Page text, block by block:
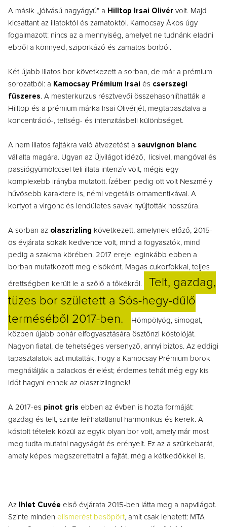
A másik „jóivású nagyágyú” a Hilltop Irsai Olivér volt. Majd
kicsattant az illatoktól és zamatoktól. Kamocsay Ákos úgy
fogalmazott: nincs az a mennyiség, amelyet ne tudnánk eladni
ebből a könnyed, sziporkázó és zamatos borból.
Két újabb illatos bor következett a sorban, de már a prémium
sorozatból: a Kamocsay Prémium Irsai és cserszegi
fűszeres. A mesterkurzus résztvevői összehasonlíthatták a
Hilltop és a prémium márka Irsai Olivérjét, megtapasztalva a
koncentráció-, teltség- és intenzitásbeli különbséget.
A nem illatos fajtákra való átvezetést a sauvignon blanc
vállalta magára. Ugyan az Újvilágot idéző, licsivel, mangóval és
passiógyümölccsel teli illata intenzív volt, mégis egy
komplexebb irányba mutatott. Ízében pedig ott volt Neszmély
hűvösebb karaktere is, némi vegetális ornamentikával. A
kortyot a virgonc és lendületes savak nyújtották hosszúra.
A sorban az olaszrizling következett, amelynek előző, 2015-
ös évjárata sokak kedvence volt, mind a fogyasztók, mind
pedig a szakma körében. 2017 ereje leginkább ebben a
borban mutatkozott meg elsőként. Magas cukorfokkal, teljes
érettségben került le a szőlő a tőkékről.
Telt, gazdag,
tüzes bor született a Sós-hegy-dűlő
terméséből 2017-ben.
Hömpölyög, simogat,
közben újabb pohár elfogyasztására ösztönzi kóstolóját.
Nagyon fiatal, de tehetséges versenyző, annyi biztos. Az eddigi
tapasztalatok azt mutatták, hogy a Kamocsay Prémium borok
meghálálják a palackos érlelést; érdemes tehát még egy kis
időt hagyni ennek az olaszrizlingnek!
A 2017-es pinot gris ebben az évben is hozta formáját:
gazdag és telt, szinte leírhatatlanul harmonikus és kerek. A
kóstolt tételek közül az egyik olyan bor volt, amely már most
meg tudta mutatni nagyságát és erényeit. Ez az a szürkebarát,
amely képes megszerettetni a fajtát, még a kétkedőkkel is.
Az Ihlet Cuvée első évjárata 2015-ben látta meg a napvilágot.
Szinte minden elismerést besöpört, amit csak lehetett: MTA